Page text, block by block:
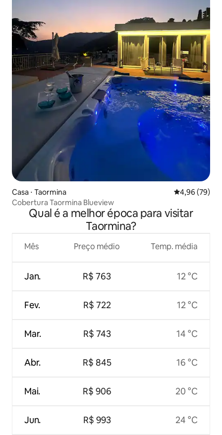
Casa ⋅ Taormina 4,96 de uma
4,96 (79)
Cobertura Taormina Blueview
Qual é a melhor época para visitar
Taormina?
Mês
Jan.
Fev.
Mar.
Abr.
Mai.
Jun.
Preço médio
R$ 763
R$ 722
R$ 743
R$ 845
R$ 906
R$ 993
Temp. média
12 °C
12 °C
14 °C
16 °C
20 °C
24 °C